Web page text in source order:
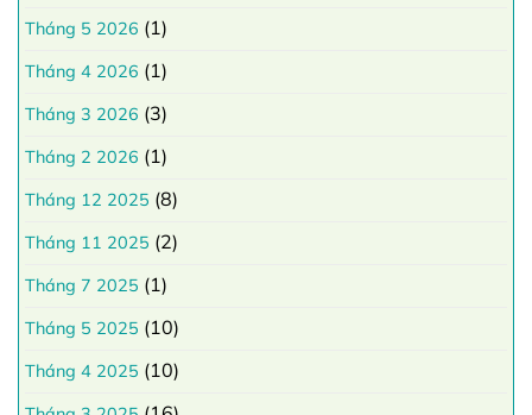
Tháng 5 2026 (1)
Tháng 4 2026 (1)
Tháng 3 2026 (3)
Tháng 2 2026 (1)
Tháng 12 2025 (8)
Tháng 11 2025 (2)
Tháng 7 2025 (1)
Tháng 5 2025 (10)
Tháng 4 2025 (10)